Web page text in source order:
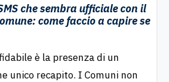
che sembra ufficiale con il
come faccio a capire se
è la presenza di un
unico recapito. I Comuni non